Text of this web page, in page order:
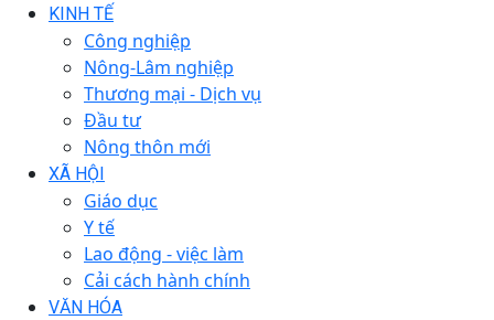
KINH TẾ
Công nghiệp
Nông-Lâm nghiệp
Thương mại - Dịch vụ
Đầu tư
Nông thôn mới
XÃ HỘI
Giáo dục
Y tế
Lao động - việc làm
Cải cách hành chính
VĂN HÓA